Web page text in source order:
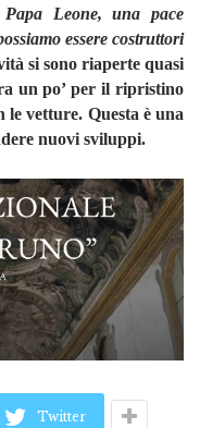
Leone, una pace
essere costruttori
si sono riaperte quasi
un po’ per il ripristino
vetture. Questa è una
nuovi sviluppi.
Twitter